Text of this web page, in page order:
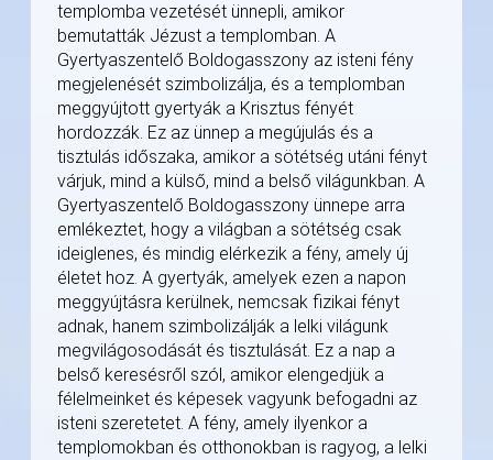
templomba vezetését ünnepli, amikor
bemutatták Jézust a templomban. A
Gyertyaszentelő Boldogasszony az isteni fény
megjelenését szimbolizálja, és a templomban
meggyújtott gyertyák a Krisztus fényét
hordozzák. Ez az ünnep a megújulás és a
tisztulás időszaka, amikor a sötétség utáni fényt
várjuk, mind a külső, mind a belső világunkban. A
Gyertyaszentelő Boldogasszony ünnepe arra
emlékeztet, hogy a világban a sötétség csak
ideiglenes, és mindig elérkezik a fény, amely új
életet hoz. A gyertyák, amelyek ezen a napon
meggyújtásra kerülnek, nemcsak fizikai fényt
adnak, hanem szimbolizálják a lelki világunk
megvilágosodását és tisztulását. Ez a nap a
belső keresésről szól, amikor elengedjük a
félelmeinket és képesek vagyunk befogadni az
isteni szeretetet. A fény, amely ilyenkor a
templomokban és otthonokban is ragyog, a lelki